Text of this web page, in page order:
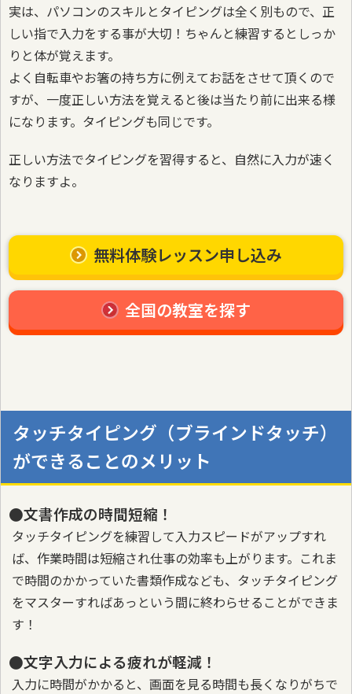
実は、パソコンのスキルとタイピングは全く別もので、正
しい指で入力をする事が大切！ちゃんと練習するとしっか
りと体が覚えます。
よく自転車やお箸の持ち方に例えてお話をさせて頂くので
すが、一度正しい方法を覚えると後は当たり前に出来る様
になります。タイピングも同じです。
正しい方法でタイピングを習得すると、自然に入力が速く
なりますよ。
無料体験レッスン申し込み
全国の教室を探す
タッチタイピング（ブラインドタッチ）
ができることのメリット
●文書作成の時間短縮！
タッチタイピングを練習して入力スピードがアップすれ
ば、作業時間は短縮され仕事の効率も上がります。これま
で時間のかかっていた書類作成なども、タッチタイピング
をマスターすればあっという間に終わらせることができま
す！
●文字入力による疲れが軽減！
入力に時間がかかると、画面を見る時間も長くなりがちで